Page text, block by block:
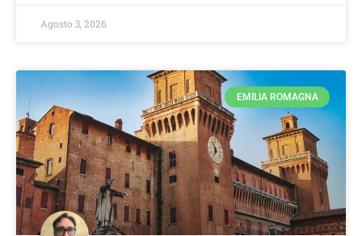
Agosto 3, 2026
EMILIA ROMAGNA